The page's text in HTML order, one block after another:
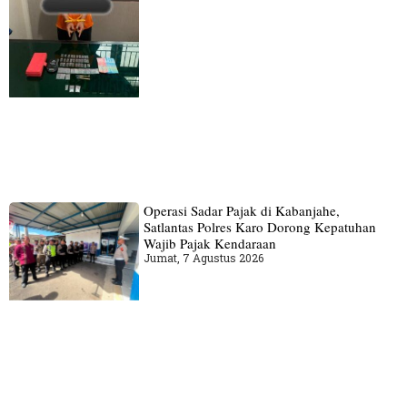
Operasi Sadar Pajak di Kabanjahe,
Satlantas Polres Karo Dorong Kepatuhan
Wajib Pajak Kendaraan
Jumat, 7 Agustus 2026